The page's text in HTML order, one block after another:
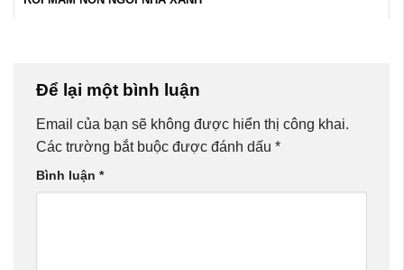
Để lại một bình luận
Email của bạn sẽ không được hiển thị công khai.
Các trường bắt buộc được đánh dấu *
Bình luận *